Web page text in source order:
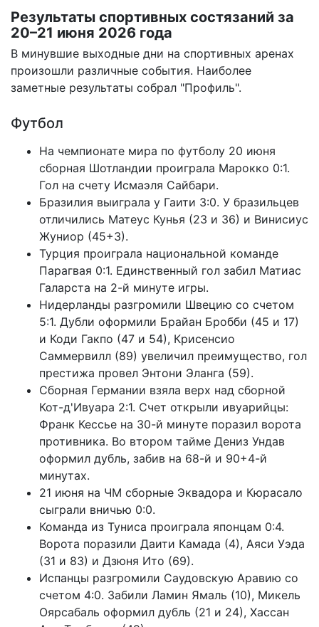
Результаты спортивных состязаний за
20–21 июня 2026 года
В минувшие выходные дни на спортивных аренах
произошли различные события. Наиболее
заметные результаты собрал "Профиль".
Футбол
На чемпионате мира по футболу 20 июня
сборная Шотландии проиграла Марокко 0:1.
Гол на счету Исмаэля Сайбари.
Бразилия выиграла у Гаити 3:0. У бразильцев
отличились Матеус Кунья (23 и 36) и Винисиус
Жуниор (45+3).
Турция проиграла национальной команде
Парагвая 0:1. Единственный гол забил Матиас
Галарста на 2-й минуте игры.
Нидерланды разгромили Швецию со счетом
5:1. Дубли оформили Брайан Бробби (45 и 17)
и Коди Гакпо (47 и 54), Крисенсио
Саммервилл (89) увеличил преимущество, гол
престижа провел Энтони Эланга (59).
Сборная Германии взяла верх над сборной
Кот-д'Ивуара 2:1. Счет открыли ивуарийцы:
Франк Кессье на 30-й минуте поразил ворота
противника. Во втором тайме Дениз Ундав
оформил дубль, забив на 68-й и 90+4-й
минутах.
21 июня на ЧМ сборные Эквадора и Кюрасало
сыграли вничью 0:0.
Команда из Туниса проиграла японцам 0:4.
Ворота поразили Даити Камада (4), Аяси Уэда
(31 и 83) и Дзюня Ито (69).
Испанцы разгромили Саудовскую Аравию со
счетом 4:0. Забили Ламин Ямаль (10), Микель
Оярсабаль оформил дубль (21 и 24), Хассан